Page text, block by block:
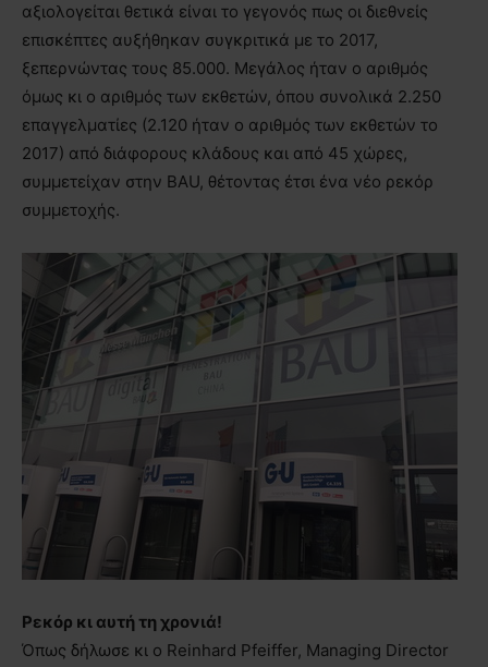
αξιολογείται θετικά είναι το γεγονός πως οι διεθνείς
επισκέπτες αυξήθηκαν συγκριτικά με το 2017,
ξεπερνώντας τους 85.000. Μεγάλος ήταν ο αριθμός
όμως κι ο αριθμός των εκθετών, όπου συνολικά 2.250
επαγγελματίες (2.120 ήταν ο αριθμός των εκθετών το
2017) από διάφορους κλάδους και από 45 χώρες,
συμμετείχαν στην BAU, θέτοντας έτσι ένα νέο ρεκόρ
συμμετοχής.
Ρεκόρ κι αυτή τη χρονιά!
Όπως δήλωσε κι ο Reinhard Pfeiffer, Managing Director